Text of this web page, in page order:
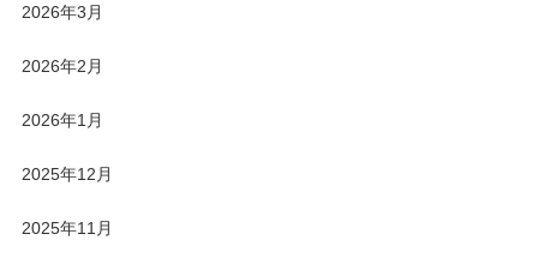
2026年3月
2026年2月
2026年1月
2025年12月
2025年11月